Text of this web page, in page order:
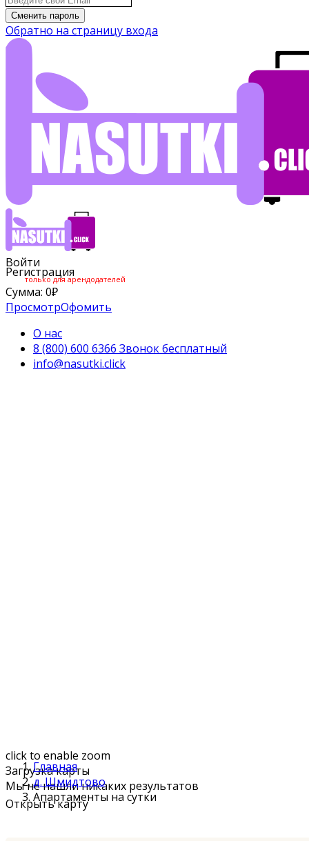
Сменить пароль
Обратно на страницу входа
Войти
Регистрация
только для арендодателей
Сумма: 0₽
ПросмотрОфомить
О нас
8 (800) 600 6366 Звонок бесплатный
info@nasutki.click
click to enable zoom
Загрузка карты
Мы не нашли никаких результатов
Открыть карту
Главная
д. Шмидтово
Апартаменты на сутки